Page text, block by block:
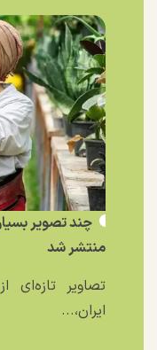
چند تصویر
منتشر شد
تصاویر تازه‌ای
ایران،...